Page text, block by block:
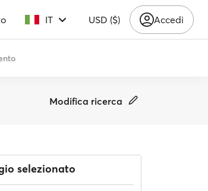
IT USD ($) Accedi
Modifica ricerca
selezionato